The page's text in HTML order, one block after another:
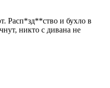
Расп*зд**ство и бухло в
никто с дивана не